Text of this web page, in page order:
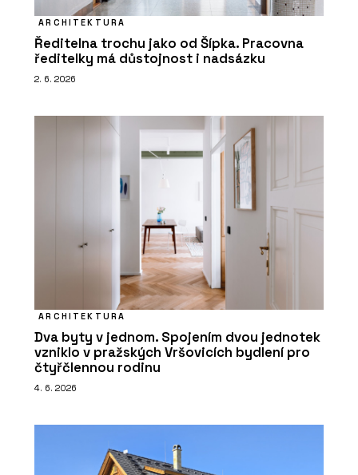
ARCHITEKTURA
Ředitelna trochu jako od Šípka. Pracovna
ředitelky má důstojnost i nadsázku
2. 6. 2026
ARCHITEKTURA
Dva byty v jednom. Spojením dvou jednotek
vzniklo v pražských Vršovicích bydlení pro
čtyřčlennou rodinu
4. 6. 2026